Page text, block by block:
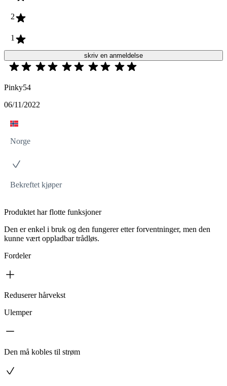
2
1
skriv en anmeldelse
Pinky54
06/11/2022
Norge
Bekreftet kjøper
Produktet har flotte funksjoner
Den er enkel i bruk og den fungerer etter forventninger, men den
kunne vært oppladbar trådløs.
Fordeler
Reduserer hårvekst
Ulemper
Den må kobles til strøm